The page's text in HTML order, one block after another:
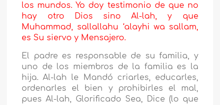
los mundos. Yo doy testimonio de que no
hay otro Dios sino Al-lah, y que
Muhammad, sallallahu ‘alayhi wa sallam,
es Su siervo y Mensajero.
El padre es responsable de su familia, y
uno de los miembros de la familia es la
hija. Al-lah le Mandó criarles, educarles,
ordenarles el bien y prohibirles el mal,
pues Al-lah, Glorificado Sea, Dice (lo que